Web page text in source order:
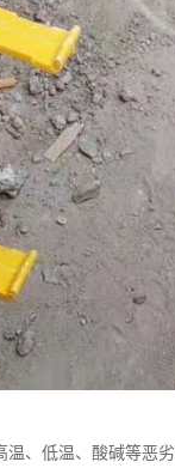
、低温、酸碱等恶